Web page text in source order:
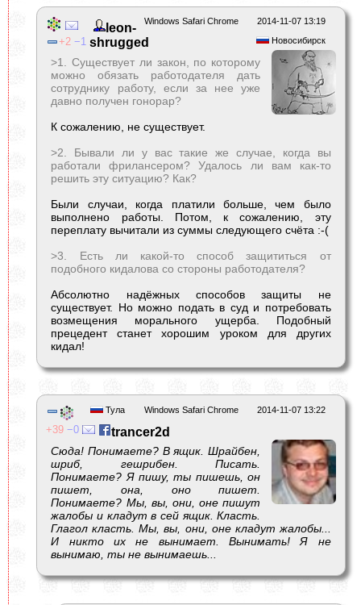
2014-11-07 13:19
Windows Safari Chrome
Новосибирск
2 1
leon-
shrugged
>1. Существует ли закон, по которому
можно обязать работодателя дать
сотруднику работу, если за нее уже
давно получен гонорар?
К сожалению, не существует.
>2. Бывали ли у вас такие же случае, когда вы
работали фрилансером? Удалось ли вам как-то
решить эту ситуацию? Как?
Были случаи, когда платили больше, чем было
выполнено работы. Потом, к сожалению, эту
переплату вычитали из суммы следующего счёта :-(
>3. Есть ли какой-то способ защититься от
подобного кидалова со стороны работодателя?
Абсолютно надёжных способов защиты не
существует. Но можно подать в суд и потребовать
возмещения морального ущерба. Подобный
прецедент станет хорошим уроком для других
кидал!
2014-11-07 13:22
Windows Safari Chrome
Тула
39 0 trancer2d
Сюда! Понимаете? В ящик. Шрайбен,
шриб, гешрибен. Писать.
Понимаете? Я пишу, ты пишешь, он
пишет, она, оно пишет.
Понимаете? Мы, вы, они, оне пишут
жалобы и кладут в сей ящик. Класть.
Глагол класть. Мы, вы, они, оне кладут жалобы...
И никто их не вынимает. Вынимать! Я не
вынимаю, ты не вынимаешь...